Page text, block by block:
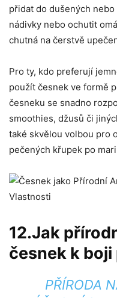
přidat do dušených
nádivky nebo ochutit
chutná na čerstvě
Pro ty, kdo preferují
použít česnek‍ ve‍ formě
‌česneku se snadno
‌smoothies, ​džusů či
také skvělou volbou pro
pečených křupek po
12.Jak
česnek k​
PŘÍRODA